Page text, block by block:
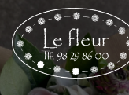
hovedindhold